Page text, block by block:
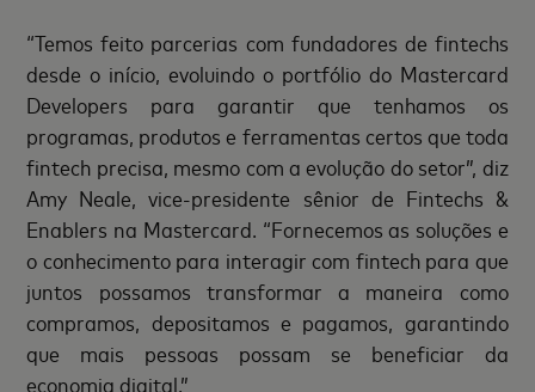
“Temos feito parcerias com fundadores de fintechs
desde o início, evoluindo o portfólio do Mastercard
Developers para garantir que tenhamos os
programas, produtos e ferramentas certos que toda
fintech precisa, mesmo com a evolução do setor”, diz
Amy Neale, vice-presidente sênior de Fintechs &
Enablers na Mastercard. “Fornecemos as soluções e
o conhecimento para interagir com fintech para que
juntos possamos transformar a maneira como
compramos, depositamos e pagamos, garantindo
que mais pessoas possam se beneficiar da
economia digital.”